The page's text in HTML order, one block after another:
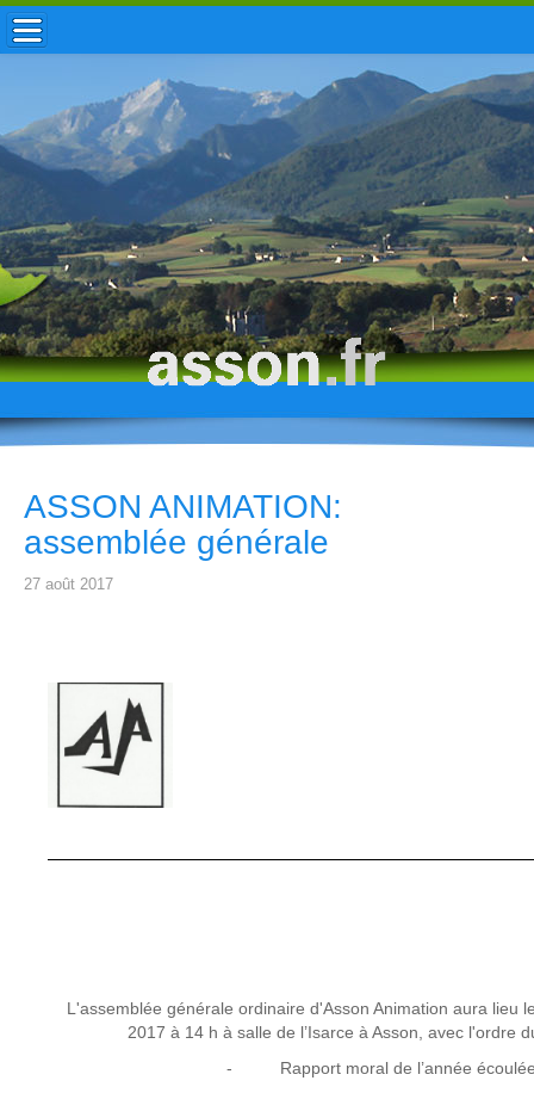
ACCUEIL / INFOS
MUNICIPALITÉ
VIE LOCALE
ENFANCE
TOURISME
HISTOIRE
ASSON ANIMATION:
assemblée générale
27 août 2017
L'assemblée générale ordinaire d'Asson Animation aura lieu
2017 à 14 h à salle de l’Isarce à Asson, avec l'ordre
- Rapport moral de l’année